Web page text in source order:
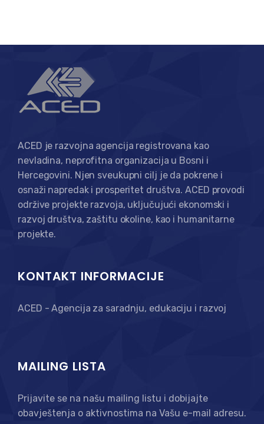
ACED je razvojna agencija registrovana kao
nevladina, neprofitna organizacija u Bosni i
Hercegovini. Njen sveukupni cilj je da pokrene i
osnaži napredak i prosperitet društva. ACED provodi
održive projekte razvoja, uključujući ekonomski i
razvoj društva, zaštitu okoline, kao i humanitarne
projekte.
KONTAKT INFORMACIJE
ACED - Agencija za saradnju, edukaciju i razvoj
MAILING LISTA
Prijavite se na našu mailing listu i dobijajte
obavještenja o aktivnostima na Vašu e-mail adresu.